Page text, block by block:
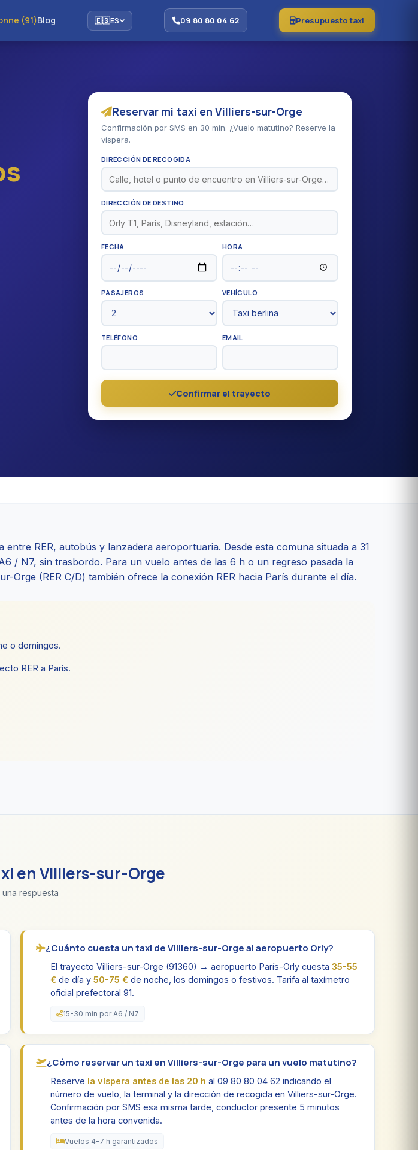
(91)Blog 🇪🇸ES 09 80 80 04 62 Presupuesto taxi
Reservar mi taxi en Villiers-sur-Orge
Confirmación por SMS en 30 min. ¿Vuelo matutino? Reserve la
víspera.
DIRECCIÓN DE RECOGIDA
DIRECCIÓN DE DESTINO
FECHA HORA
PASAJEROS VEHÍCULO
TELÉFONO EMAIL
Confirmar el trayecto
RER, autobús y lanzadera aeroportuaria. Desde esta comuna situada a 31
/ N7, sin trasbordo. Para un vuelo antes de las 6 h o un regreso pasada la
Orge (RER C/D) también ofrece la conexión RER hacia París durante el día.
o domingos.
RER a París.
en Villiers-sur-Orge
respuesta
¿Cuánto cuesta un taxi de Villiers-sur-Orge al aeropuerto Orly?
El trayecto Villiers-sur-Orge (91360) → aeropuerto París-Orly cuesta 35-55
€ de día y 50-75 € de noche, los domingos o festivos. Tarifa al taxímetro
oficial prefectoral 91.
15-30 min por A6 / N7
¿Cómo reservar un taxi en Villiers-sur-Orge para un vuelo matutino?
Reserve la víspera antes de las 20 h al 09 80 80 04 62 indicando el
número de vuelo, la terminal y la dirección de recogida en Villiers-sur-Orge.
Confirmación por SMS esa misma tarde, conductor presente 5 minutos
antes de la hora convenida.
Vuelos 4-7 h garantizados